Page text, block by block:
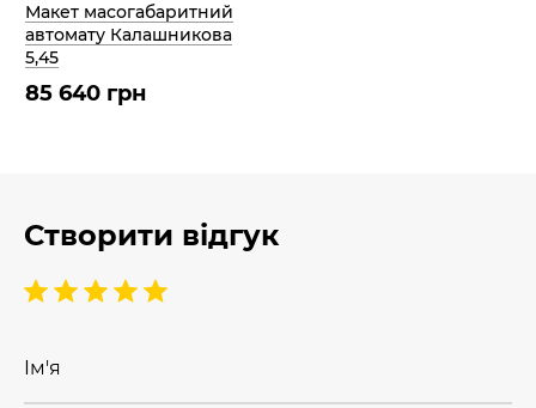
Макет масогабаритний
автомату Калашникова
5,45
85 640 грн
Створити відгук
Ім'я